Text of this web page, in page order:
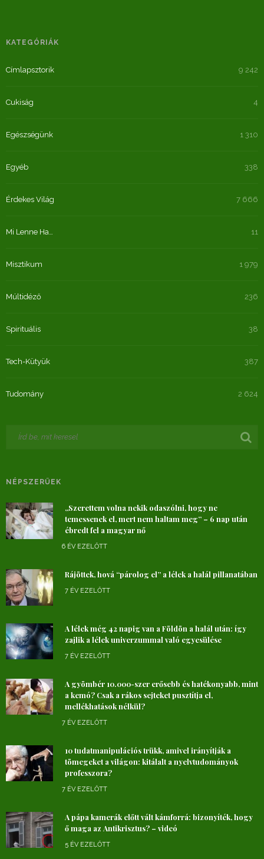
KATEGÓRIÁK
Címlapsztorik 9 242
Cukiság 4
Egészségünk 1 310
Egyéb 338
Érdekes Világ 7 666
Mi Lenne Ha… 11
Misztikum 1 979
Múltidéző 236
Spirituális 38
Tech-Kütyük 387
Tudomány 2 624
NÉPSZERŰEK
„Szerettem volna nekik odaszólni, hogy ne
temessenek el, mert nem haltam meg” – 6 nap után
ébredt fel a magyar nő
6 ÉV EZELŐTT
Rájöttek, hová “párolog el” a lélek a halál pillanatában
7 ÉV EZELŐTT
A lélek még 42 napig van a Földön a halál után: így
zajlik a lélek univerzummal való egyesülése
7 ÉV EZELŐTT
A gyömbér 10.000-szer erősebb és hatékonyabb, mint
a kemó? Csak a rákos sejteket pusztítja el,
mellékhatások nélkül?
7 ÉV EZELŐTT
10 tudatmanipulációs trükk, amivel irányítják a
tömegeket a világon: kitálalt a nyelvtudományok
professzora?
7 ÉV EZELŐTT
A pápa kamerák előtt vált kámforrá: bizonyíték, hogy
ő maga az Antikrisztus? – videó
5 ÉV EZELŐTT